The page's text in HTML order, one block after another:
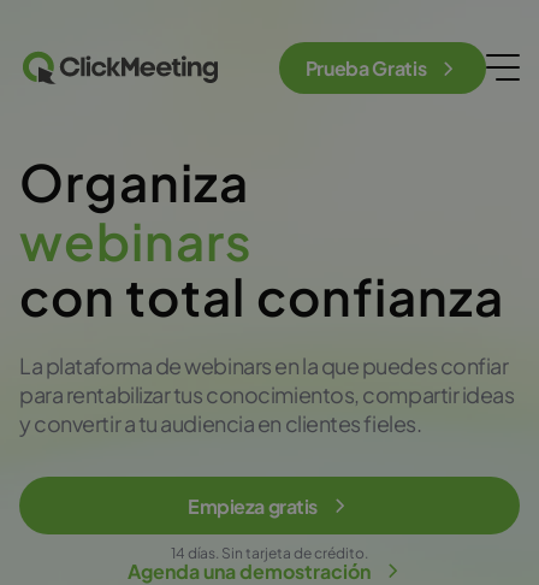
Prueba Gratis
Organiza
webinars
con total confianza
La plataforma de webinars en la que puedes confiar
para rentabilizar tus conocimientos, compartir ideas
y convertir a tu audiencia en clientes fieles.
Empieza gratis
14 días. Sin tarjeta de crédito.
Agenda una demostración